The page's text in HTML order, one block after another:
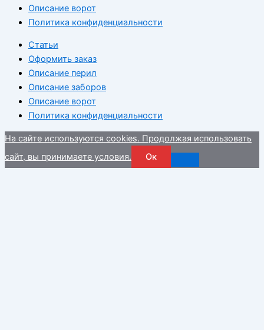
Описание ворот
Политика конфиденциальности
Статьи
Оформить заказ
Описание перил
Описание заборов
Описание ворот
Политика конфиденциальности
На сайте используются cookies. Продолжая использовать
сайт, вы принимаете условия.
Ок